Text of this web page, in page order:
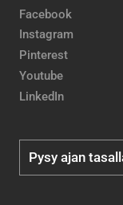
Facebook
Instagram
Pinterest
Youtube
LinkedIn
Pysy ajan